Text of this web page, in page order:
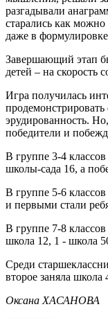
разгадывали
старались как
даже в
Завершающий этап
детей – на скорость
Игра получилась
эрудированность.
победители и
В группе 3-4
школы-сада 16, а
В группе 5-6
и первыми стали
В группе 7-8
школа 12, 1 - школа
Среди
второе заняла школа
Оксана ХАСАНОВА